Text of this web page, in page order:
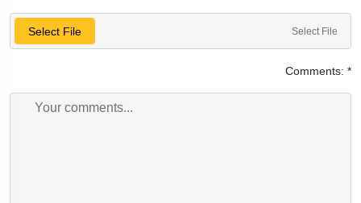
Select File Select File
Comments: *